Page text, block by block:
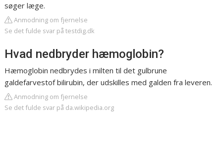
søger læge.
Anmodning om fjernelse
Se det fulde svar på testdig.dk
Hvad nedbryder hæmoglobin?
Hæmoglobin nedbrydes i milten til det gulbrune
galdefarvestof bilirubin, der udskilles med galden fra leveren.
Anmodning om fjernelse
Se det fulde svar på da.wikipedia.org